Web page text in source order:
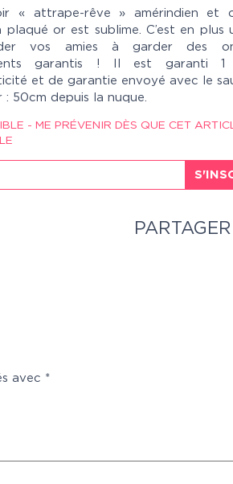
« attrape-rêve » amérindien et
plaqué or est sublime. C’est en plus
vos amies à garder des
garantis ! Il est garanti 1
et de garantie envoyé avec le
: 50cm depuis la nuque.
- ME PRÉVENIR DÈS QUE CET
avec *